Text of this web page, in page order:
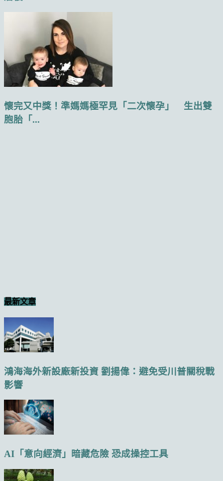
懷完又中獎！準媽媽極罕見「二次懷孕」 生出雙
胞胎「...
最新文章
鴻海海外新設廠新投資 劉揚偉：避免受川普關稅戰
影響
AI「意向經濟」暗藏危險 恐成操控工具